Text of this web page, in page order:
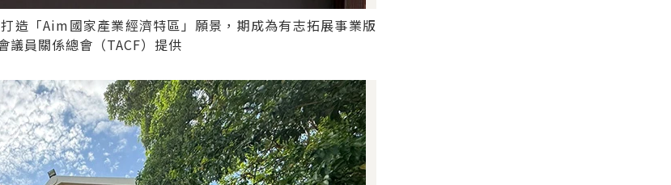
造「Aim國家產業經濟特區」願景，期成為有志拓展事業版
議員關係總會（TACF）提供